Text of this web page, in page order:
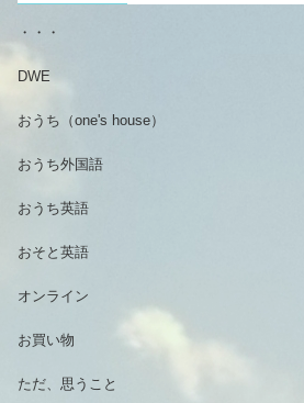
・・・
DWE
おうち（one's house）
おうち外国語
おうち英語
おそと英語
オンライン
お買い物
ただ、思うこと